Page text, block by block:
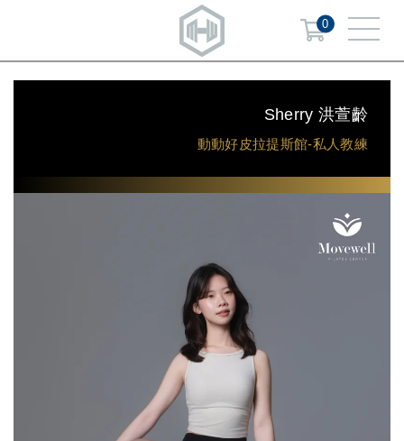
0
Sherry 洪萱齡
動動好皮拉提斯館-私人教練